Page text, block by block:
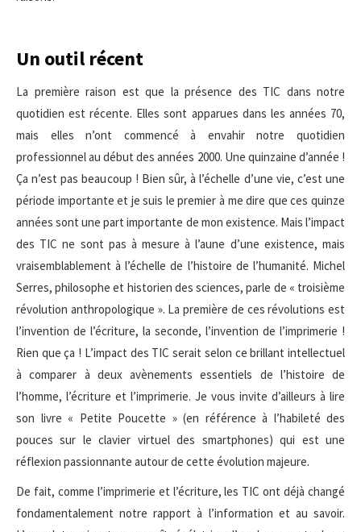
Un outil récent
La première raison est que la présence des TIC dans notre
quotidien est récente. Elles sont apparues dans les années 70,
mais elles n’ont commencé à envahir notre quotidien
professionnel au début des années 2000. Une quinzaine d’année !
Ça n’est pas beaucoup ! Bien sûr, à l’échelle d’une vie, c’est une
période importante et je suis le premier à me dire que ces quinze
années sont une part importante de mon existence. Mais l’impact
des TIC ne sont pas à mesure à l’aune d’une existence, mais
vraisemblablement à l’échelle de l’histoire de l’humanité. Michel
Serres, philosophe et historien des sciences, parle de « troisième
révolution anthropologique ». La première de ces révolutions est
l’invention de l’écriture, la seconde, l’invention de l’imprimerie !
Rien que ça ! L’impact des TIC serait selon ce brillant intellectuel
à comparer à deux avènements essentiels de l’histoire de
l’homme, l’écriture et l’imprimerie. Je vous invite d’ailleurs à lire
son livre « Petite Poucette » (en référence à l’habileté des
pouces sur le clavier virtuel des smartphones) qui est une
réflexion passionnante autour de cette évolution majeure.
De fait, comme l’imprimerie et l’écriture, les TIC ont déjà changé
fondamentalement notre rapport à l’information et au savoir.